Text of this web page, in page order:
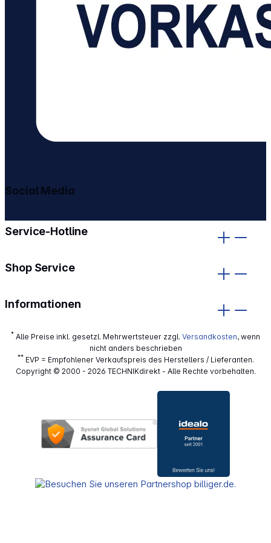
Service-Hotline
Shop Service
Informationen
Social Media
* Alle Preise inkl. gesetzl. Mehrwertsteuer zzgl. Versandkosten, wenn
nicht anders beschrieben
**EVP = Empfohlener Verkaufspreis des Herstellers / Lieferanten.
Copyright © 2000 - 2026 TECHNIKdirekt - Alle Rechte vorbehalten.